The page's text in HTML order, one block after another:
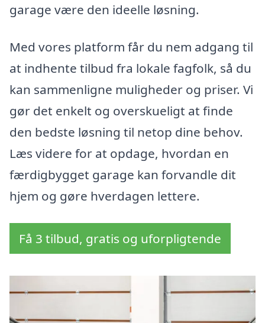
garage være den ideelle løsning.
Med vores platform får du nem adgang til
at indhente tilbud fra lokale fagfolk, så du
kan sammenligne muligheder og priser. Vi
gør det enkelt og overskueligt at finde
den bedste løsning til netop dine behov.
Læs videre for at opdage, hvordan en
færdigbygget garage kan forvandle dit
hjem og gøre hverdagen lettere.
Få 3 tilbud, gratis og uforpligtende